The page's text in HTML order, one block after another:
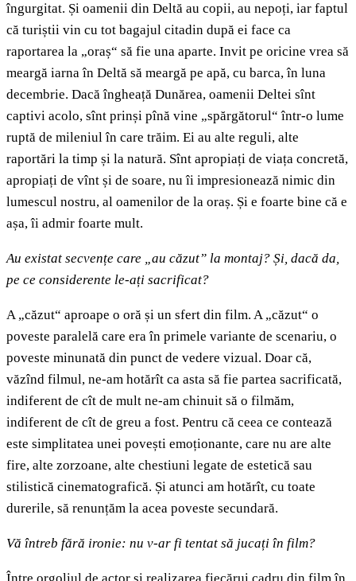
îngurgitat. Și oamenii din Deltă au copii, au nepoți, iar faptul
că turiștii vin cu tot bagajul citadin după ei face ca
raportarea la „oraș“ să fie una aparte. Invit pe oricine vrea să
meargă iarna în Deltă să meargă pe apă, cu barca, în luna
decembrie. Dacă îngheață Dunărea, oamenii Deltei sînt
captivi acolo, sînt prinși pînă vine „spărgătorul“ într-o lume
ruptă de mileniul în care trăim. Ei au alte reguli, alte
raportări la timp și la natură. Sînt apropiați de viața concretă,
apropiați de vînt și de soare, nu îi impresionează nimic din
lumescul nostru, al oamenilor de la oraș. Și e foarte bine că e
așa, îi admir foarte mult.
Au existat secvențe care „au căzut” la montaj? Și, dacă da,
pe ce considerente le-ați sacrificat?
A „căzut“ aproape o oră și un sfert din film. A „căzut“ o
poveste paralelă care era în primele variante de scenariu, o
poveste minunată din punct de vedere vizual. Doar că,
văzînd filmul, ne-am hotărît ca asta să fie partea sacrificată,
indiferent de cît de mult ne-am chinuit să o filmăm,
indiferent de cît de greu a fost. Pentru că ceea ce contează
este simplitatea unei povești emoționante, care nu are alte
fire, alte zorzoane, alte chestiuni legate de estetică sau
stilistică cinematografică. Și atunci am hotărît, cu toate
durerile, să renunțăm la acea poveste secundară.
Vă întreb fără ironie: nu v-ar fi tentat să jucați în film?